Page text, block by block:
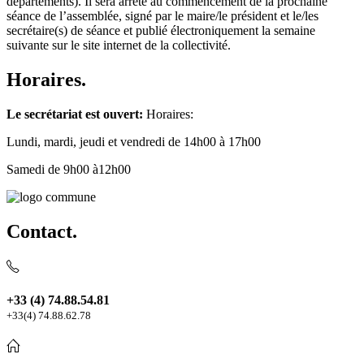
séance de l’assemblée, signé par le maire/le président et le/les
secrétaire(s) de séance et publié électroniquement la semaine
suivante sur le site internet de la collectivité.
Horaires.
Le secrétariat est ouvert: Horaires:
Lundi, mardi, jeudi et vendredi de 14h00 à 17h00
Samedi de 9h00 à12h00
Contact.
+33 (4) 74.88.54.81
+33(4) 74.88.62.78